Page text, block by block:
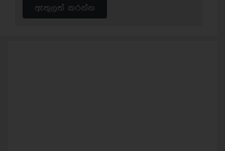
ඇතුලත් කරන්න